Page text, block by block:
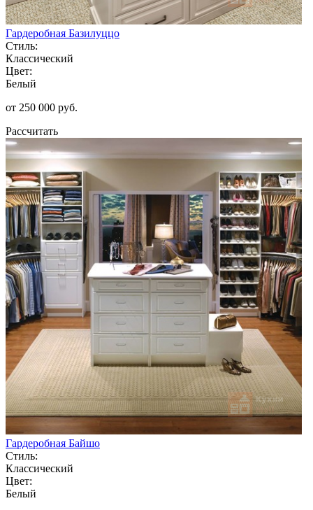
Гардеробная Базилуццо
Стиль:
Классический
Цвет:
Белый
от 250 000 руб.
Рассчитать
Гардеробная Байшо
Стиль:
Классический
Цвет:
Белый